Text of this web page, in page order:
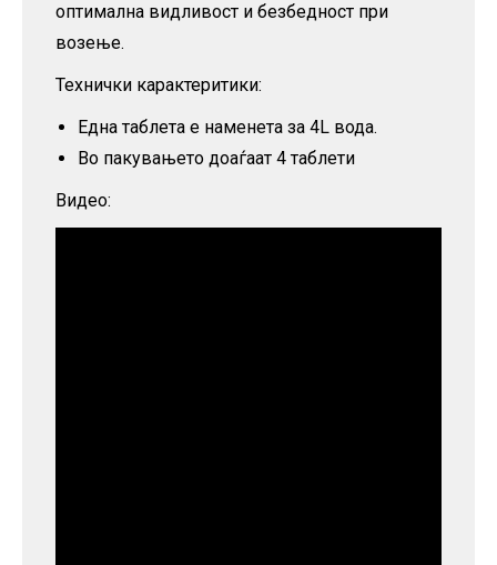
оптимална видливост и безбедност при
возење.
Технички карактеритики:
Една таблета е наменета за 4L вода.
Во пакувањето доаѓаат 4 таблети
Видео: